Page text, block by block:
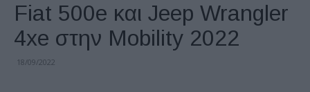
Fiat 500e και Jeep Wrangler
4xe στην Mobility 2022
18/09/2022